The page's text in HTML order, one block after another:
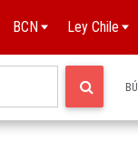
BCN Ley Chile